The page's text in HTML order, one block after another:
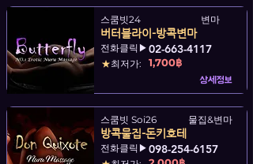
버터블라이-방콕변마
변마
스쿰빗24
전화클릭▶ 02-663-4117
★최저가: 1,700฿
상세정보
방콕물집-돈키호테
물집&변마
스쿰빗 Soi26
전화클릭▶ 098-254-6157